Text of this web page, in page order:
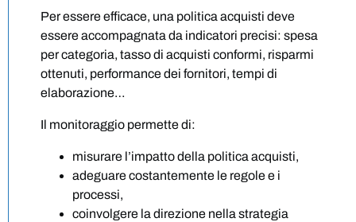
Per essere efficace, una politica acquisti deve
essere accompagnata da indicatori precisi: spesa
per categoria, tasso di acquisti conformi, risparmi
ottenuti, performance dei fornitori, tempi di
elaborazione…
Il monitoraggio permette di:
misurare l’impatto della politica acquisti,
adeguare costantemente le regole e i
processi,
coinvolgere la direzione nella strategia